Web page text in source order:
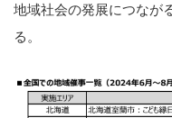
地域社会の発展につなが
る。